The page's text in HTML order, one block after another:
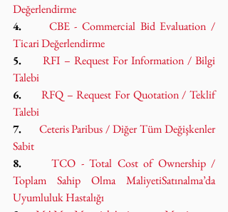
Değerlendirme
4. CBE - Commercial Bid Evaluation /
Ticari Değerlendirme
5. RFI – Request For Information / Bilgi
Talebi
6. RFQ – Request For Quotation / Teklif
Talebi
7. Ceteris Paribus / Diğer Tüm Değişkenler
Sabit
8. TCO - Total Cost of Ownership /
Toplam Sahip Olma MaliyetiSatınalma’da
Uyumluluk Hastalığı